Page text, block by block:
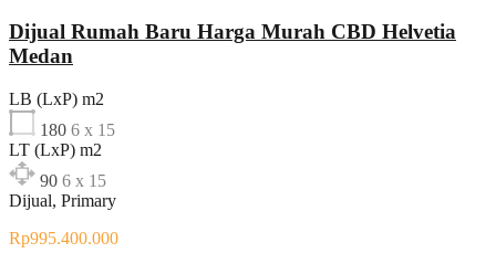
Dijual Rumah Baru Harga Murah CBD Helvetia
Medan
LB (LxP) m2
180 6 x 15
LT (LxP) m2
90 6 x 15
Dijual, Primary
Rp995.400.000